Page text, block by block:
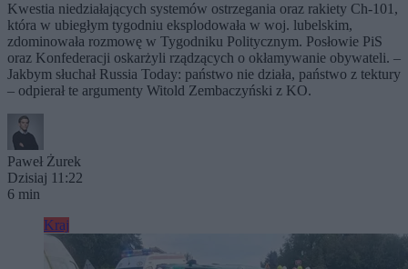
Kwestia niedziałających systemów ostrzegania oraz rakiety Ch-101,
która w ubiegłym tygodniu eksplodowała w woj. lubelskim,
zdominowała rozmowę w Tygodniku Politycznym. Posłowie PiS
oraz Konfederacji oskarżyli rządzących o okłamywanie obywateli. –
Jakbym słuchał Russia Today: państwo nie działa, państwo z tektury
– odpierał te argumenty Witold Zembaczyński z KO.
Paweł Żurek
Dzisiaj 11:22
6 min
Kraj